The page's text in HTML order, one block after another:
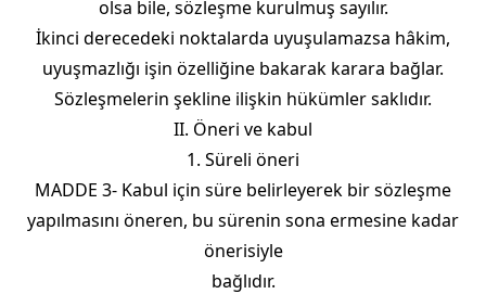
olsa bile, sözleşme kurulmuş sayılır.
İkinci derecedeki noktalarda uyuşulamazsa hâkim,
uyuşmazlığı işin özelliğine bakarak karara bağlar.
Sözleşmelerin şekline ilişkin hükümler saklıdır.
II. Öneri ve kabul
1. Süreli öneri
MADDE 3- Kabul için süre belirleyerek bir sözleşme
yapılmasını öneren, bu sürenin sona ermesine kadar
önerisiyle
bağlıdır.